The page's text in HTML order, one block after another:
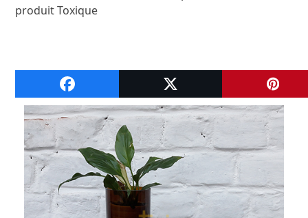
produit Toxique
A VOIR ENSUITE